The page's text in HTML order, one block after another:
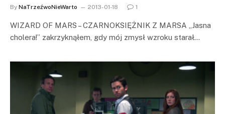
By NaTrzeźwoNieWarto 2013-01-18 1
WIZARD OF MARS – CZARNOKSIĘŻNIK Z MARSA „Jasna
cholera!” zakrzyknąłem, gdy mój zmysł wzroku starał…